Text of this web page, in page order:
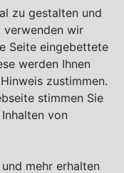
station-
erlaubt!
zu gestalten und
verwenden wir
Seite eingebettete
werden Ihnen
zustimmen.
stimmen Sie
von
mehr erhalten